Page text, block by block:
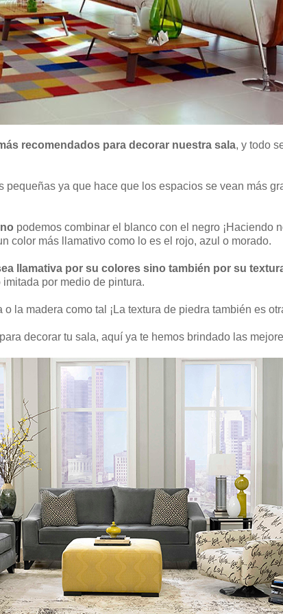
recomendados para decorar nuestra sala, y todo
pequeñas ya que hace que los espacios se vean más
podemos combinar el blanco con el negro ¡Haciendo
color más llamativo como lo es el rojo, azul o morado.
llamativa por su colores sino también por su
por medio de pintura.
la madera como tal ¡La textura de piedra también es
decorar tu sala, aquí ya te hemos brindado las